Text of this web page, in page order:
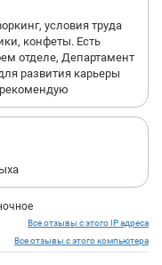
условия труда
конфеты. Есть
отделе, Департамент
развития карьеры
рекомендую
Все отзывы с этого IP адреса
Все отзывы с этого компьютера